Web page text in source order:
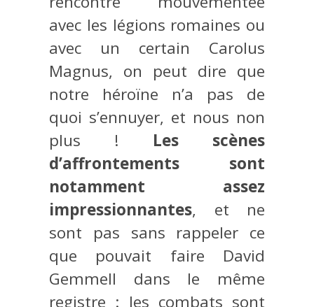
avec les légions romaines ou
avec un certain Carolus
Magnus, on peut dire que
notre héroïne n’a pas de
quoi s’ennuyer, et nous non
plus ! Les scènes
d’affrontements sont
notamment assez
impressionnantes, et ne
sont pas sans rappeler ce
que pouvait faire David
Gemmell dans le même
registre : les combats sont